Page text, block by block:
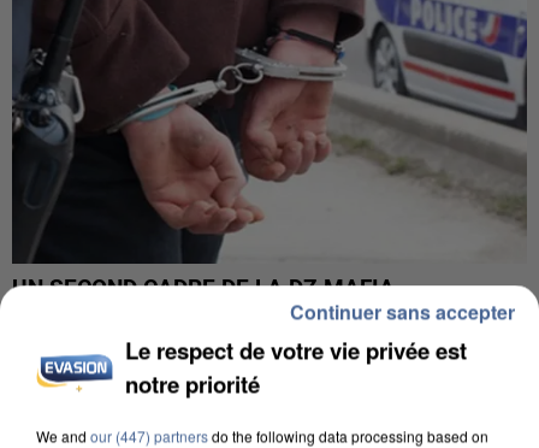
UN SECOND CADRE DE LA DZ MAFIA
Le respect de votre vie privée est
notre priorité
We and our (447) partnersdo the following data processing based on
Continuer sans accepter